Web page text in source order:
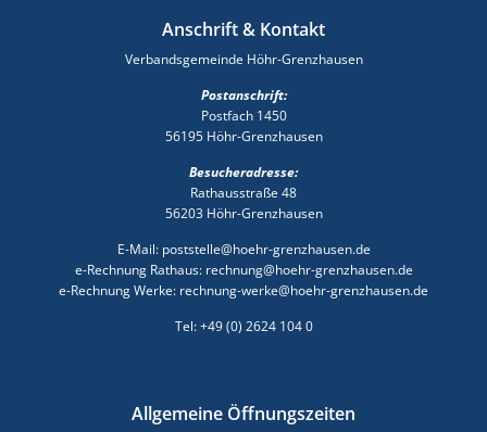
Anschrift & Kontakt
Verbandsgemeinde Höhr-Grenzhausen
Postanschrift:
Postfach 1450
56195 Höhr-Grenzhausen
Besucheradresse:
Rathausstraße 48
56203 Höhr-Grenzhausen
E-Mail: poststelle@hoehr-grenzhausen.de
e-Rechnung Rathaus: rechnung@hoehr-grenzhausen.de
e-Rechnung Werke: rechnung-werke@hoehr-grenzhausen.de
Tel: +49 (0) 2624 104 0
Allgemeine Öffnungszeiten